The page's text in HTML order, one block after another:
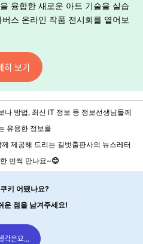
융합한 새로운 아트 기술을 실습
스 온라인 작품 전시회를 열어보
히 보기
나 방법, 최신 IT 정보 등 정보선생님들께
유용한 정보를
께 제공해 드리는 길벗출판사의 뉴스레터
번씩 만나요~😊
키 어땠나요?
운 점을 남겨주세요!
각은요...